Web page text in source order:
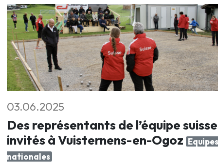
03.06.2025
Des représentants de l’équipe suisse
invités à Vuisternens-en-Ogoz Equipes
nationales